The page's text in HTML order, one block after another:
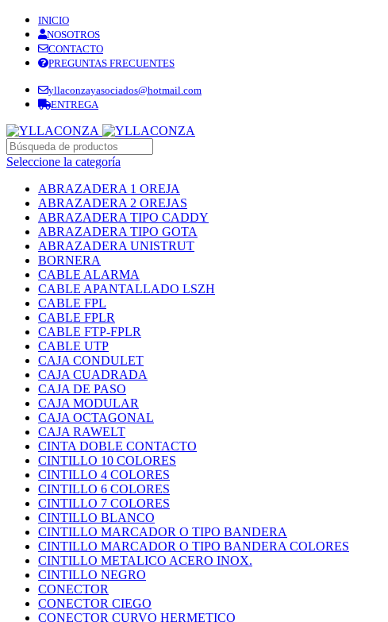
INICIO
NOSOTROS
CONTACTO
PREGUNTAS FRECUENTES
yllaconzayasociados@hotmail.com
ENTREGA
Seleccione la categoría
ABRAZADERA 1 OREJA
ABRAZADERA 2 OREJAS
ABRAZADERA TIPO CADDY
ABRAZADERA TIPO GOTA
ABRAZADERA UNISTRUT
BORNERA
CABLE ALARMA
CABLE APANTALLADO LSZH
CABLE FPL
CABLE FPLR
CABLE FTP-FPLR
CABLE UTP
CAJA CONDULET
CAJA CUADRADA
CAJA DE PASO
CAJA MODULAR
CAJA OCTAGONAL
CAJA RAWELT
CINTA DOBLE CONTACTO
CINTILLO 10 COLORES
CINTILLO 4 COLORES
CINTILLO 6 COLORES
CINTILLO 7 COLORES
CINTILLO BLANCO
CINTILLO MARCADOR O TIPO BANDERA
CINTILLO MARCADOR O TIPO BANDERA COLORES
CINTILLO METALICO ACERO INOX.
CINTILLO NEGRO
CONECTOR
CONECTOR CIEGO
CONECTOR CURVO HERMETICO